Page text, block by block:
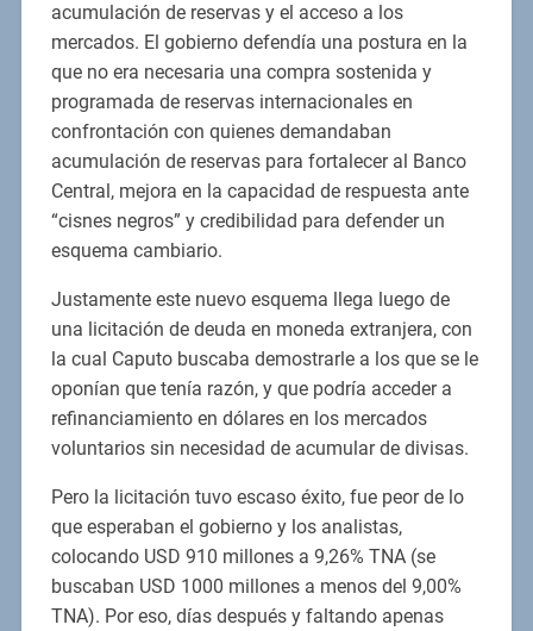
acumulación de reservas y el acceso a los
mercados. El gobierno defendía una postura en la
que no era necesaria una compra sostenida y
programada de reservas internacionales en
confrontación con quienes demandaban
acumulación de reservas para fortalecer al Banco
Central, mejora en la capacidad de respuesta ante
“cisnes negros” y credibilidad para defender un
esquema cambiario.
Justamente este nuevo esquema llega luego de
una licitación de deuda en moneda extranjera, con
la cual Caputo buscaba demostrarle a los que se le
oponían que tenía razón, y que podría acceder a
refinanciamiento en dólares en los mercados
voluntarios sin necesidad de acumular de divisas.
Pero la licitación tuvo escaso éxito, fue peor de lo
que esperaban el gobierno y los analistas,
colocando USD 910 millones a 9,26% TNA (se
buscaban USD 1000 millones a menos del 9,00%
TNA). Por eso, días después y faltando apenas